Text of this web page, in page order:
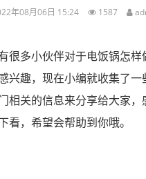
年08月06日 15:24 1587
很多小伙伴对于电饭锅怎样
兴趣，现在小编就收集了一
相关的信息来分享给大家，
看，希望会帮助到你哦。